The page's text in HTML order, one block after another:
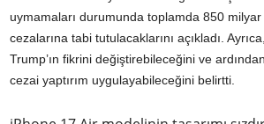
uymamaları durumunda toplamda 850
cezalarına tabi tutulacaklarını açıkladı.
Trump’ın fikrini değiştirebileceğini ve
cezai yaptırım uygulayabileceğini belirtti.